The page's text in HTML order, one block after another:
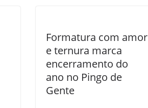
Formatura com amor
e ternura marca
encerramento do
ano no Pingo de
Gente